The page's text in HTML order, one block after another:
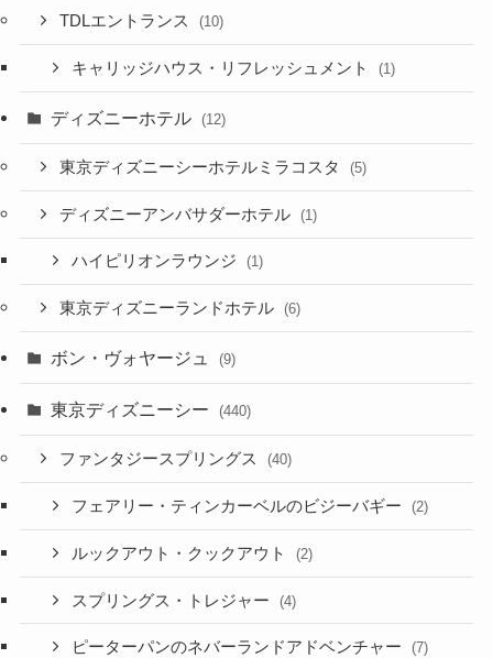
TDLエントランス (10)
キャリッジハウス・リフレッシュメント (1)
ディズニーホテル (12)
東京ディズニーシーホテルミラコスタ (5)
ディズニーアンバサダーホテル (1)
ハイピリオンラウンジ (1)
東京ディズニーランドホテル (6)
ボン・ヴォヤージュ (9)
東京ディズニーシー (440)
ファンタジースプリングス (40)
フェアリー・ティンカーベルのビジーバギー (2)
ルックアウト・クックアウト (2)
スプリングス・トレジャー (4)
ピーターパンのネバーランドアドベンチャー (7)